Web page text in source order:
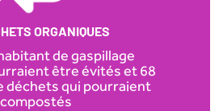
ORGANIQUES
de gaspillage
être évités et 68
déchets qui pourraient